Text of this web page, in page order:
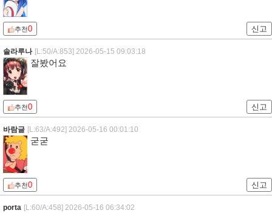
추천0 신고
솔라루나 [L:50/A:853] 2026-05-15 09:03:18
잘봤어요
추천0 신고
바람글 [L:63/A:492] 2026-05-16 00:01:10
굳굳
추천0 신고
porta [L:60/A:458] 2026-05-16 06:34:02